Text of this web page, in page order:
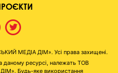
МЕДІА ДІМ». Усі права захищені.
даному ресурсі, належать ТОВ
Будь-яке використання